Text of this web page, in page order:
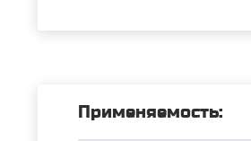
Применяемость: